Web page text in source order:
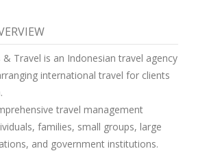
& Travel is an Indonesian travel agency
international travel for clients
travel management
families, small groups, large
and government institutions.